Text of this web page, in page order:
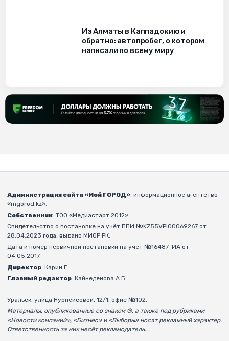
Из Алматы в Каппадокию и
обратно: автопробег, о котором
написали по всему миру
Администрация сайта «Мой ГОРОД»: информационное агентство
«mgorod.kz».
Собственник: ТОО «Медиастарт 2012».
Свидетельство о постановке на учёт ППИ №KZ55VPI00069267 от
28.04.2023 года, выдано МИОР РК.
Дата и номер первичной постановки на учёт №16487-ИА от
04.05.2017.
Директор: Карин Е.
Главный редактор: Кайнеденова А.Б.
Уральск, улица Нурпеисовой, 12/1, офис №102.
Материалы, опубликованные со знаком ®, а также под рубриками
«Новости компаний», «Бизнес» и «Выборы» носят рекламный характер.
Ответственность за них несёт рекламодатель.